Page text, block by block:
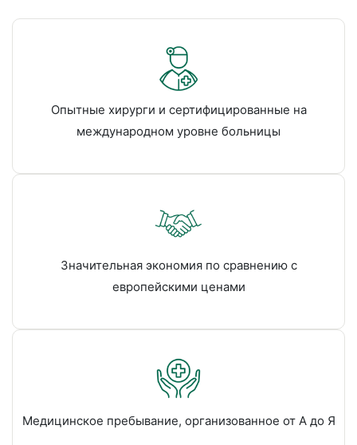
Опытные хирурги и сертифицированные на
международном уровне больницы
Значительная экономия по сравнению с
европейскими ценами
Медицинское пребывание, организованное от А до Я